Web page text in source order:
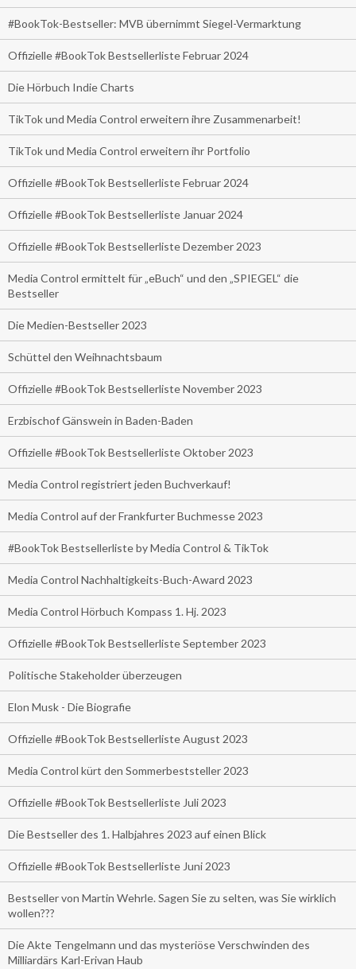
#BookTok-Bestseller: MVB übernimmt Siegel-Vermarktung
Offizielle #BookTok Bestsellerliste Februar 2024
Die Hörbuch Indie Charts
TikTok und Media Control erweitern ihre Zusammenarbeit!
TikTok und Media Control erweitern ihr Portfolio
Offizielle #BookTok Bestsellerliste Februar 2024
Offizielle #BookTok Bestsellerliste Januar 2024
Offizielle #BookTok Bestsellerliste Dezember 2023
Media Control ermittelt für „eBuch“ und den „SPIEGEL“ die
Bestseller
Die Medien-Bestseller 2023
Schüttel den Weihnachtsbaum
Offizielle #BookTok Bestsellerliste November 2023
Erzbischof Gänswein in Baden-Baden
Offizielle #BookTok Bestsellerliste Oktober 2023
Media Control registriert jeden Buchverkauf!
Media Control auf der Frankfurter Buchmesse 2023
#BookTok Bestsellerliste by Media Control & TikTok
Media Control Nachhaltigkeits-Buch-Award 2023
Media Control Hörbuch Kompass 1. Hj. 2023
Offizielle #BookTok Bestsellerliste September 2023
Politische Stakeholder überzeugen
Elon Musk - Die Biografie
Offizielle #BookTok Bestsellerliste August 2023
Media Control kürt den Sommerbeststeller 2023
Offizielle #BookTok Bestsellerliste Juli 2023
Die Bestseller des 1. Halbjahres 2023 auf einen Blick
Offizielle #BookTok Bestsellerliste Juni 2023
Bestseller von Martin Wehrle. Sagen Sie zu selten, was Sie wirklich
wollen???
Die Akte Tengelmann und das mysteriöse Verschwinden des
Milliardärs Karl-Erivan Haub